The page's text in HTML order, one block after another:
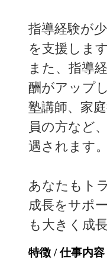
指導経験が
を支援します
また、指導
酬がアップ
塾講師、家
員の方など
遇されます。
あなたもト
成長をサポ
も大きく成
特徴 / 仕事内容